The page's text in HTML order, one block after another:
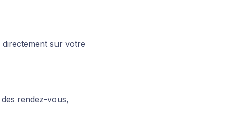
sur votre
rendez-vous,